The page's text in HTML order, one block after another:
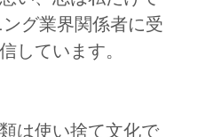
グ業界関係者に受
しています。
は使い捨て文化で